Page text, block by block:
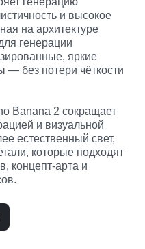
и высокое
на архитектуре
генерации
яркие
— без потери чёткости
Banana 2 сокращает
и визуальной
естественный свет,
которые подходят
концепт-арта и